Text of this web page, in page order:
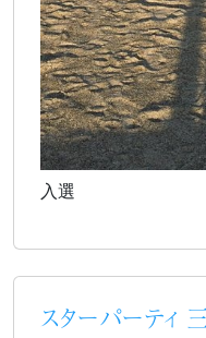
入選
スターパーティ 三